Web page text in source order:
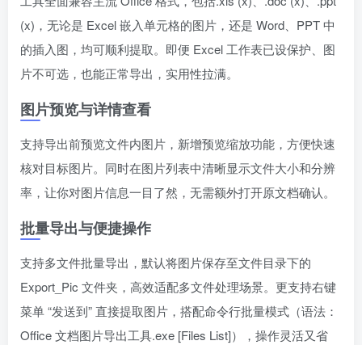
(x)，无论是 Excel 嵌入单元格的图片，还是 Word、PPT 中
的插入图，均可顺利提取。即便 Excel 工作表已设保护、图
片不可选，也能正常导出，实用性拉满。
图片预览与详情查看
支持导出前预览文件内图片，新增预览缩放功能，方便快速
核对目标图片。同时在图片列表中清晰显示文件大小和分辨
率，让你对图片信息一目了然，无需额外打开原文档确认。
批量导出与便捷操作
支持多文件批量导出，默认将图片保存至文件目录下的
Export_Pic 文件夹，高效适配多文件处理场景。更支持右键
菜单 “发送到” 直接提取图片，搭配命令行批量模式（语法：
Office 文档图片导出工具.exe [Files List]），操作灵活又省